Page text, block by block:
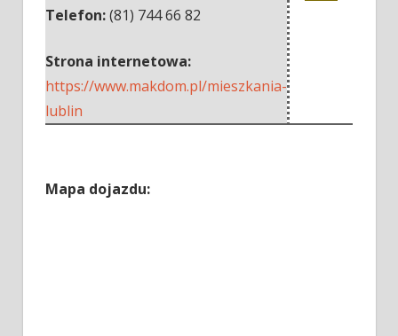
Telefon:(81) 744 66 82
Strona internetowa:
https://www.makdom.pl/mieszkania-
lublin
Mapa dojazdu: